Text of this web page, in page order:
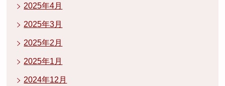
2025年4月
2025年3月
2025年2月
2025年1月
2024年12月